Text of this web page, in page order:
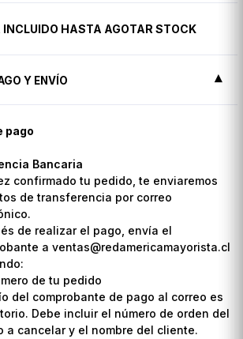
INCLUIDO HASTA AGOTAR STOCK
Y ENVÍO
pago
Bancaria
confirmado tu pedido, te enviaremos
de transferencia por correo
de realizar el pago, envía el
a ventas@redamericamayorista.cl
de tu pedido
del comprobante de pago al correo es
Debe incluir el número de orden del
a cancelar y el nombre del cliente.